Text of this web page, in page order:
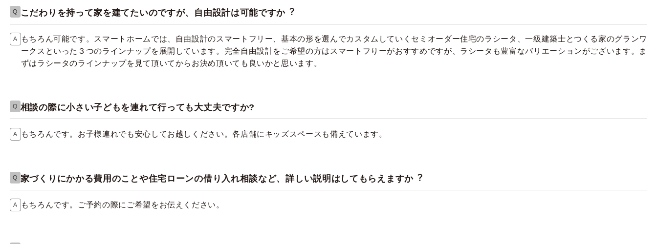
こだわりを持って家を建てたいのですが、自由設計は可能ですか︖
もちろん可能です。スマートホームでは、自由設計のスマートフリー、基本の形を選んでカスタムしていくセミオーダー住宅のラシータ、一級建築士とつくる家のグランワ
ークスといった３つのラインナップを展開しています。完全自由設計をご希望の方はスマートフりーがおすすめですが、ラシータも豊富なバリエーションがございます。ま
ずはラシータのラインナップを見て頂いてからお決め頂いても良いかと思います。
相談の際に小さい子どもを連れて行っても大丈夫ですか?
もちろんです。お子様連れでも安心してお越しください。各店舗にキッズスペースも備えています。
家づくりにかかる費用のことや住宅ローンの借り入れ相談など、詳しい説明はしてもらえますか︖
もちろんです。ご予約の際にご希望をお伝えください。